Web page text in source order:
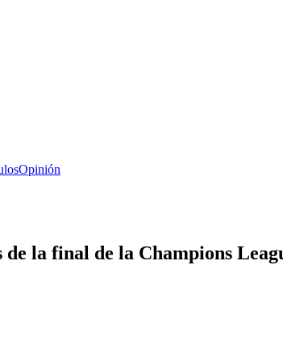
Opinión
la final de la Champions